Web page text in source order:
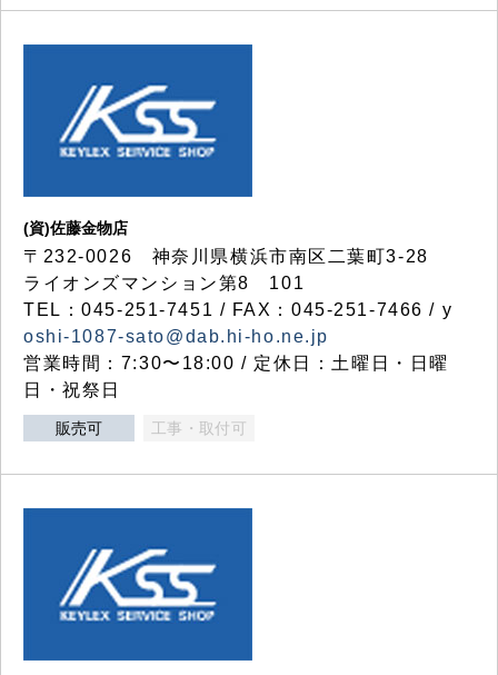
(資)佐藤金物店
〒232-0026 神奈川県横浜市南区二葉町3-28
ライオンズマンション第8 101
TEL：045-251-7451 / FAX：045-251-7466 / y
oshi-1087-sato@dab.hi-ho.ne.jp
営業時間：7:30〜18:00 / 定休日：土曜日・日曜
日・祝祭日
販売可 工事・取付可